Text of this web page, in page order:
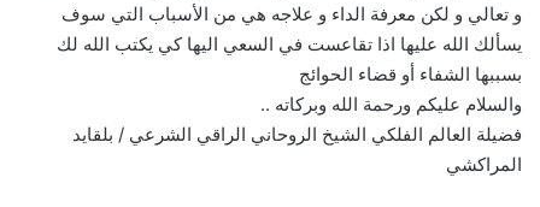
و تعالي و لكن معرفة الداء و علاجه هي من الأسباب التي سوف
يسألك الله عليها اذا تقاعست في السعي اليها كي يكتب الله لك
بسببها الشفاء أو قضاء الحوائج
والسلام عليكم ورحمة الله وبركاته ..
فضيلة العالم الفلكي الشيخ الروحاني الراقي الشرعي / بلقايد
المراكشي